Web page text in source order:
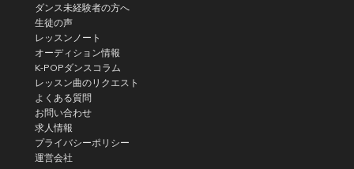
ダンス未経験者の方へ
生徒の声
レッスンノート
オーディション情報
K-POPダンスコラム
レッスン曲のリクエスト
よくある質問
お問い合わせ
求人情報
プライバシーポリシー
運営会社